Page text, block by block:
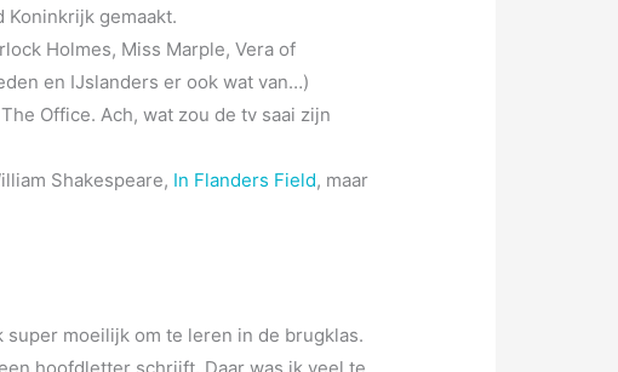
Koninkrijk gemaakt.
Holmes, Miss Marple, Vera of
en IJslanders er ook wat van…)
Office. Ach, wat zou de tv saai zijn
Shakespeare, In Flanders Field, maar
super moeilijk om te leren in de brugklas.
hoofdletter schrijft. Daar was ik veel te